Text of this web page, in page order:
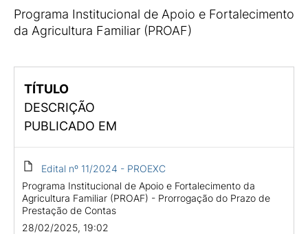
Programa Institucional de Apoio e Fortalecimento
da Agricultura Familiar (PROAF)
TÍTULO
DESCRIÇÃO
PUBLICADO EM
Edital nº 11/2024 - PROEXC
Programa Institucional de Apoio e Fortalecimento da
Agricultura Familiar (PROAF) - Prorrogação do Prazo de
Prestação de Contas
28/02/2025, 19:02